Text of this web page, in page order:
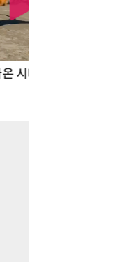
70년 만에 돌아온 시베리아호랑이…카자흐스탄 야생에 풀렸다